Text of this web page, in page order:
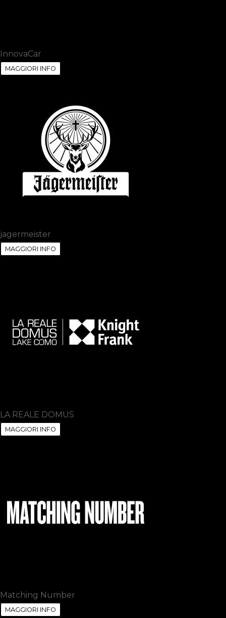
InnovaCar
MAGGIORI INFO
jagermeister
MAGGIORI INFO
LA REALE DOMUS
MAGGIORI INFO
Matching Number
MAGGIORI INFO